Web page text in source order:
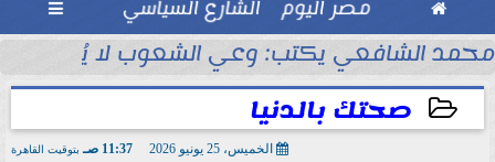
 مصر اليوم الشارع السياسي 
صلاح.. اليوم
محمد الشافعي يكتب: وعي الشعوب لا يُقاس
صحتك بالدنيا
الخميس، 25 يونيو 2026 11:37 صـ بتوقيت القاهرة